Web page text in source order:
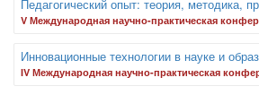
Педагогический опыт: теория, методика,
V Международная научно-практическая
Инновационные технологии в науке и
IV Международная научно-практическая